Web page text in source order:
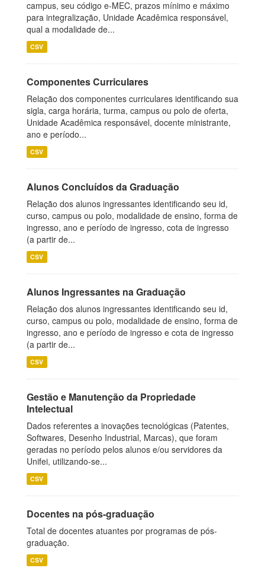
campus, seu código e-MEC, prazos mínimo e máximo
para integralização, Unidade Acadêmica responsável,
qual a modalidade de...
CSV
Componentes Curriculares
Relação dos componentes curriculares identificando sua
sigla, carga horária, turma, campus ou polo de oferta,
Unidade Acadêmica responsável, docente ministrante,
ano e período...
CSV
Alunos Concluídos da Graduação
Relação dos alunos ingressantes identificando seu id,
curso, campus ou polo, modalidade de ensino, forma de
ingresso, ano e período de ingresso, cota de ingresso
(a partir de...
CSV
Alunos Ingressantes na Graduação
Relação dos alunos ingressantes identificando seu id,
curso, campus ou polo, modalidade de ensino, forma de
ingresso, ano e período de ingresso e cota de ingresso
(a partir de...
CSV
Gestão e Manutenção da Propriedade
Intelectual
Dados referentes a inovações tecnológicas (Patentes,
Softwares, Desenho Industrial, Marcas), que foram
geradas no período pelos alunos e/ou servidores da
Unifei, utilizando-se...
CSV
Docentes na pós-graduação
Total de docentes atuantes por programas de pós-
graduação.
CSV